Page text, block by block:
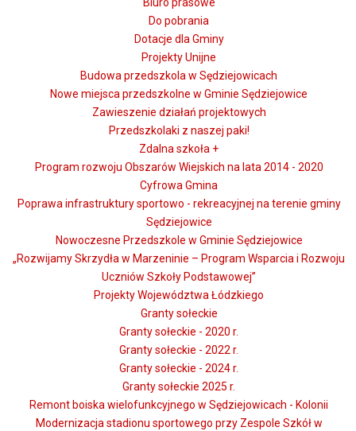
Biuro prasowe
Do pobrania
Dotacje dla Gminy
Projekty Unijne
Budowa przedszkola w Sędziejowicach
Nowe miejsca przedszkolne w Gminie Sędziejowice
Zawieszenie działań projektowych
Przedszkolaki z naszej paki!
Zdalna szkoła +
Program rozwoju Obszarów Wiejskich na lata 2014 - 2020
Cyfrowa Gmina
Poprawa infrastruktury sportowo - rekreacyjnej na terenie gminy
Sędziejowice
Nowoczesne Przedszkole w Gminie Sędziejowice
„Rozwijamy Skrzydła w Marzeninie – Program Wsparcia i Rozwoju
Uczniów Szkoły Podstawowej”
Projekty Województwa Łódzkiego
Granty sołeckie
Granty sołeckie - 2020 r.
Granty sołeckie - 2022 r.
Granty sołeckie - 2024 r.
Granty sołeckie 2025 r.
Remont boiska wielofunkcyjnego w Sędziejowicach - Kolonii
Modernizacja stadionu sportowego przy Zespole Szkół w